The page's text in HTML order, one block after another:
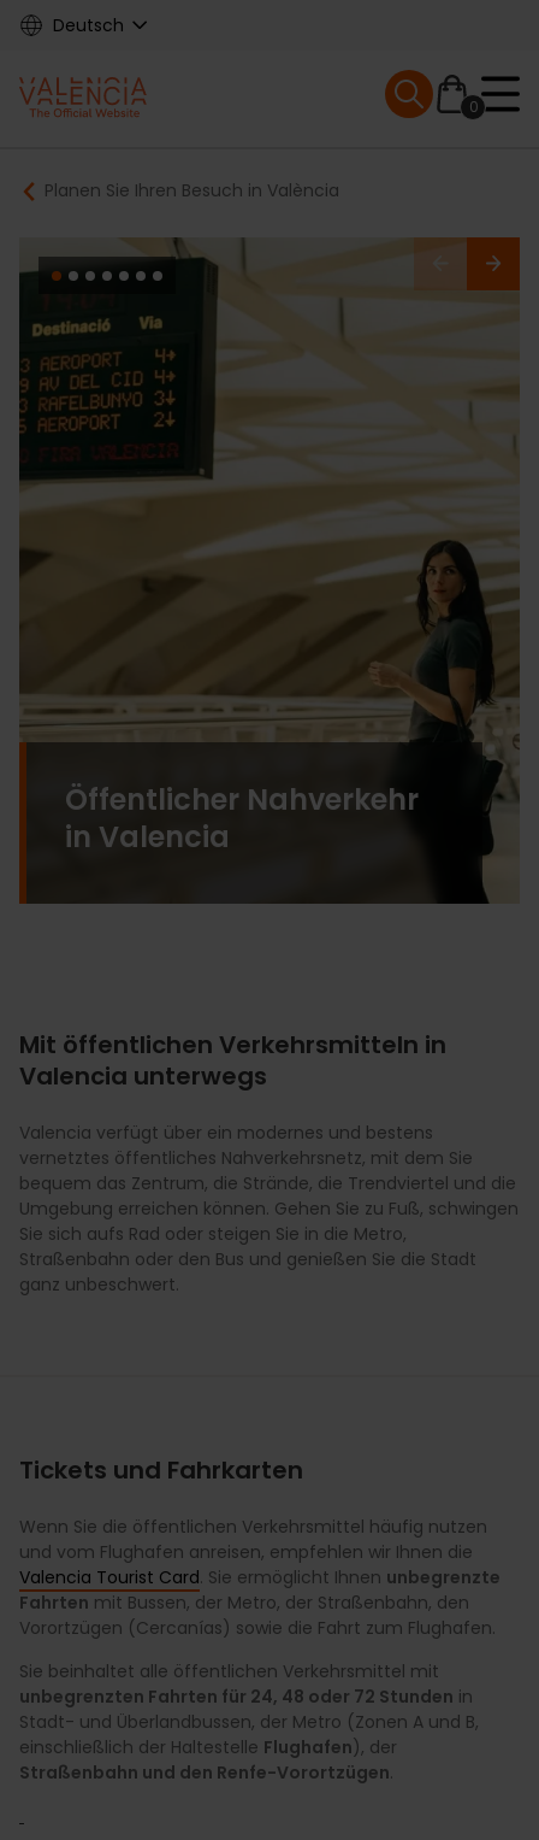
Skip
content
Deutsch
Main
navigation
0
Mobile menu
Breadcrumb
Planen Sie Ihren Besuch in València
Öffentlicher Nahverkehr
in Valencia
Mit öffentlichen Verkehrsmitteln in
Valencia unterwegs
Valencia verfügt über ein modernes und bestens
vernetztes öffentliches Nahverkehrsnetz, mit dem Sie
bequem das Zentrum, die Strände, die Trendviertel und die
Umgebung erreichen können. Gehen Sie zu Fuß, schwingen
Sie sich aufs Rad oder steigen Sie in die Metro,
Straßenbahn oder den Bus und genießen Sie die Stadt
ganz unbeschwert.
Tickets und Fahrkarten
Wenn Sie die öffentlichen Verkehrsmittel häufig nutzen
und vom Flughafen anreisen, empfehlen wir Ihnen die
Valencia Tourist Card. Sie ermöglicht Ihnen unbegrenzte
Fahrten mit Bussen, der Metro, der Straßenbahn, den
Vorortzügen (Cercanías) sowie die Fahrt zum Flughafen.
Sie beinhaltet alle öffentlichen Verkehrsmittel mit
unbegrenzten Fahrten für 24, 48 oder 72 Stunden in
Stadt- und Überlandbussen, der Metro (Zonen A und B,
einschließlich der Haltestelle Flughafen), der
Straßenbahn und den Renfe-Vorortzügen.